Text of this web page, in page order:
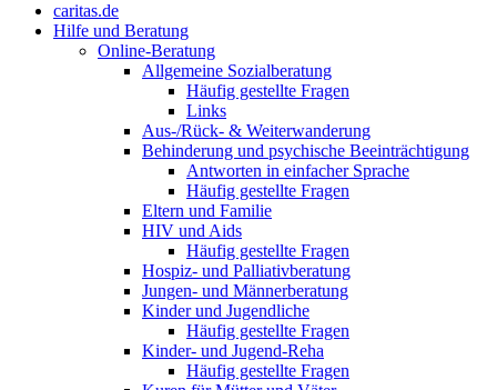
caritas.de
Hilfe und Beratung
Online-Beratung
Allgemeine Sozialberatung
Häufig gestellte Fragen
Links
Aus-/Rück- & Weiterwanderung
Behinderung und psychische Beeinträchtigung
Antworten in einfacher Sprache
Häufig gestellte Fragen
Eltern und Familie
HIV und Aids
Häufig gestellte Fragen
Hospiz- und Palliativberatung
Jungen- und Männerberatung
Kinder und Jugendliche
Häufig gestellte Fragen
Kinder- und Jugend-Reha
Häufig gestellte Fragen